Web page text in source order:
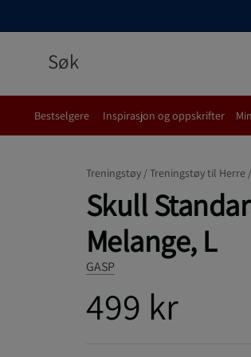
Bestselgere Inspirasjon og oppskrifter
Treningstøy /Treningstøy til Herre /
Skull
Melange, L
GASP
499 kr